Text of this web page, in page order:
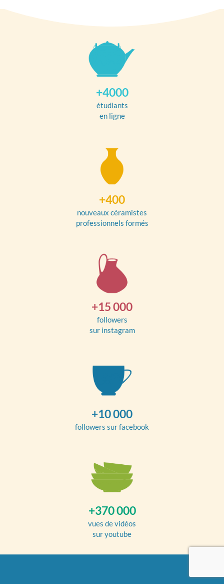
+4000
étudiants
en ligne
+400
nouveaux céramistes
professionnels formés
+15 000
followers
sur instagram
+10 000
followers sur facebook
+370 000
vues de vidéos
sur youtube